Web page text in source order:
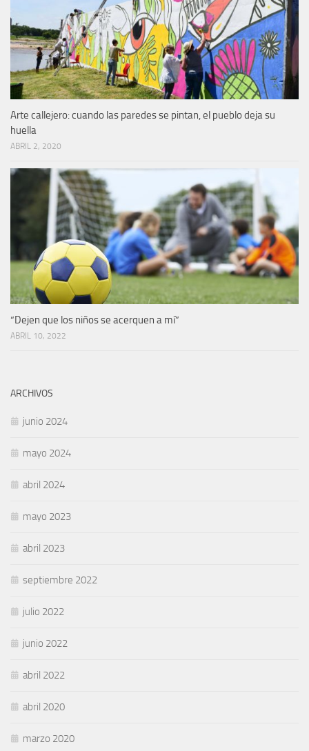
Arte callejero: cuando las paredes se pintan, el pueblo deja su
huella
ABRIL 2, 2020
“Dejen que los niños se acerquen a mí”
ABRIL 10, 2022
ARCHIVOS
junio 2024
mayo 2024
abril 2024
mayo 2023
abril 2023
septiembre 2022
julio 2022
junio 2022
abril 2022
abril 2020
marzo 2020